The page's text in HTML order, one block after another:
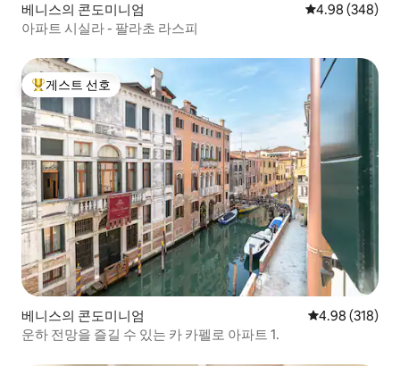
베니스의 콘도미니엄 평점 4.98점(5
4.98 (348)
아파트 시실라 - 팔라초 라스피
상위 게스트 선호
게스트 선호
베니스의 콘도미니엄 평점 4.98점(5
4.98 (318)
운하 전망을 즐길 수 있는 카 카펠로 아파트 1.